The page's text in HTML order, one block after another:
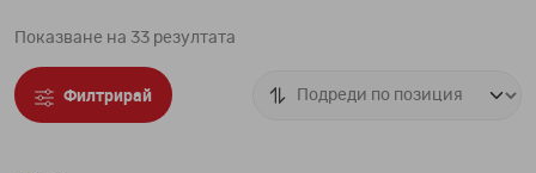
Показване на 33 резултата
Филтрирай